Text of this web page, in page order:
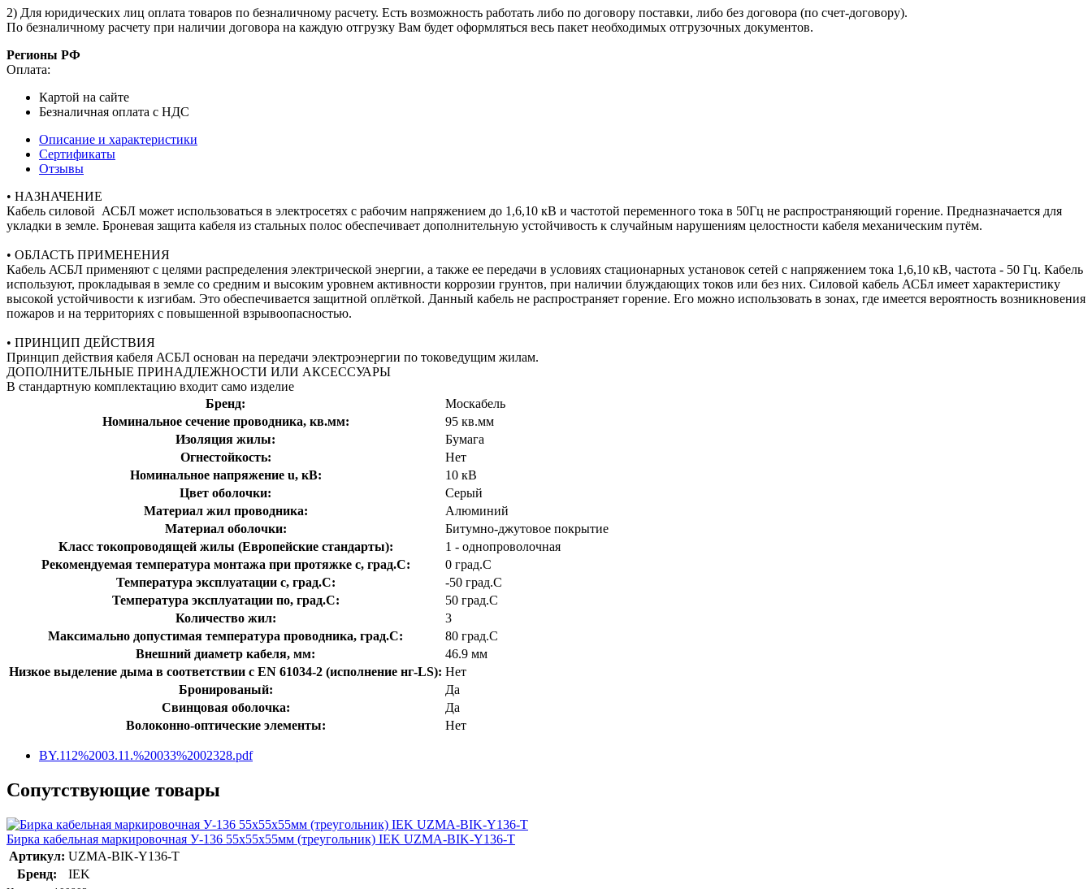
2) Для юридических лиц оплата товаров по безналичному расчету. Есть возможность работать либо по договору поставки, либо без договора (по счет-договору).
По безналичному расчету при наличии договора на каждую отгрузку Вам будет оформляться весь пакет необходимых отгрузочных документов.
Регионы РФ
Оплата:
Картой на сайте
Безналичная оплата с НДС
Описание и характеристики
Сертификаты
Отзывы
• НАЗНАЧЕНИЕ
Кабель силовой АСБЛ может использоваться в электросетях с рабочим напряжением до 1,6,10 кВ и частотой переменного тока в 50Гц не распространяющий горение. Предназначается для
укладки в земле. Броневая защита кабеля из стальных полос обеспечивает дополнительную устойчивость к случайным нарушениям целостности кабеля механическим путём.
• ОБЛАСТЬ ПРИМЕНЕНИЯ
Кабель АСБЛ применяют с целями распределения электрической энергии, а также ее передачи в условиях стационарных установок сетей с напряжением тока 1,6,10 кВ, частота - 50 Гц. Кабель
используют, прокладывая в земле со средним и высоким уровнем активности коррозии грунтов, при наличии блуждающих токов или без них. Силовой кабель АСБл имеет характеристику
высокой устойчивости к изгибам. Это обеспечивается защитной оплёткой. Данный кабель не распространяет горение. Его можно использовать в зонах, где имеется вероятность возникновения
пожаров и на территориях с повышенной взрывоопасностью.
• ПРИНЦИП ДЕЙСТВИЯ
Принцип действия кабеля АСБЛ основан на передачи электроэнергии по токоведущим жилам.
ДОПОЛНИТЕЛЬНЫЕ ПРИНАДЛЕЖНОСТИ ИЛИ АКСЕССУАРЫ
В стандартную комплектацию входит само изделие
Бренд:
Москабель
Номинальное сечение проводника, кв.мм:
95 кв.мм
Изоляция жилы:
Бумага
Огнестойкость:
Нет
Номинальное напряжение u, кВ:
10 кВ
Цвет оболочки:
Серый
Материал жил проводника:
Алюминий
Материал оболочки:
Битумно-джутовое покрытие
Класс токопроводящей жилы (Европейские стандарты):
1 - однопроволочная
Рекомендуемая температура монтажа при протяжке с, град.C:
0 град.C
Температура эксплуатации с, град.C:
-50 град.C
Температура эксплуатации по, град.C:
50 град.C
Количество жил:
3
Максимально допустимая температура проводника, град.C:
80 град.C
Внешний диаметр кабеля, мм:
46.9 мм
Низкое выделение дыма в соответствии с EN 61034-2 (исполнение нг-LS): Нет
Бронированый:
Да
Свинцовая оболочка:
Да
Волоконно-оптические элементы:
Нет
BY.112%2003.11.%20033%2002328.pdf
Сопутствующие товары
Бирка кабельная маркировочная У-136 55х55х55мм (треугольник) IEK UZMA-BIK-Y136-T
Артикул: UZMA-BIK-Y136-T
Бренд:
IEK